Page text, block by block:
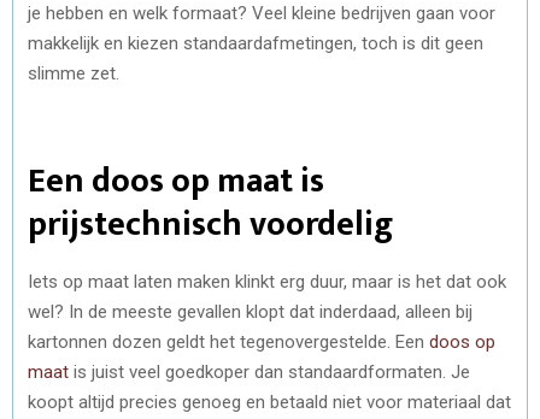
je hebben en welk formaat? Veel kleine bedrijven gaan voor
makkelijk en kiezen standaardafmetingen, toch is dit geen
slimme zet.
Een doos op maat is
prijstechnisch voordelig
Iets op maat laten maken klinkt erg duur, maar is het dat ook
wel? In de meeste gevallen klopt dat inderdaad, alleen bij
kartonnen dozen geldt het tegenovergestelde. Een doos op
maat is juist veel goedkoper dan standaardformaten. Je
koopt altijd precies genoeg en betaald niet voor materiaal dat